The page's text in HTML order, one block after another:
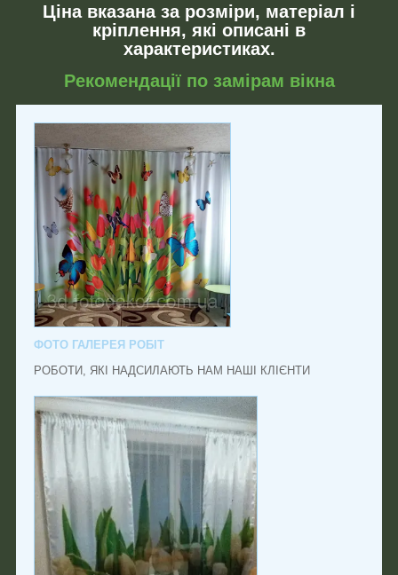
Ціна вказана за розміри, матеріал і
кріплення, які описані в
характеристиках.
Рекомендації по замірам вікна
ФОТО ГАЛЕРЕЯ РОБІТ
РОБОТИ, ЯКІ НАДСИЛАЮТЬ НАМ НАШІ КЛІЄНТИ